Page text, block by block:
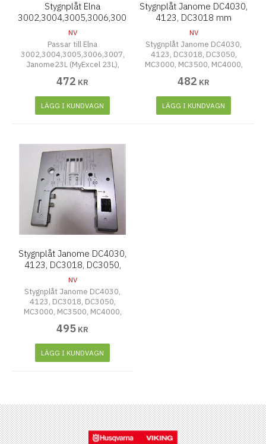
Stygnplåt Elna
3002,3004,3005,3006,3007,
Janome23L
NV
Passar till Elna
3002,3004,3005,3006,3007,
Janome23L (MyExcel 23L),
(MyExcel 18W), MX3123, S-
3023 Schoolmate
472 KR
LÄGG I KUNDVAGN
Stygnplåt Janome DC4030,
4123, DC3018 mm
NV
Stygnplåt Janome DC4030,
4123, DC3018, DC3050,
MC3000, MC3500, MC4000,
MC5000, MC570, ELNA 6003,
6004, HUSQVARNA 219, 224
482 KR
LÄGG I KUNDVAGN
Stygnplåt Janome DC4030,
4123, DC3018, DC3050,
MC3000 mm
NV
Stygnplåt Janome DC4030,
4123, DC3018, DC3050,
MC3000, MC3500, MC4000,
MC5000, MC570, ELNA 6003,
6004, HUSQVARNA 219, 224
(756604107)
495 KR
LÄGG I KUNDVAGN